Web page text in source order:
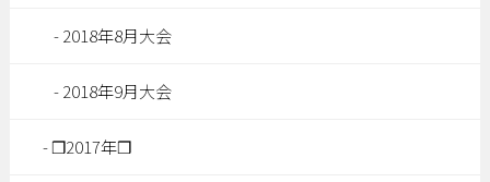
2018年8月大会
2018年9月大会
❒2017年❒